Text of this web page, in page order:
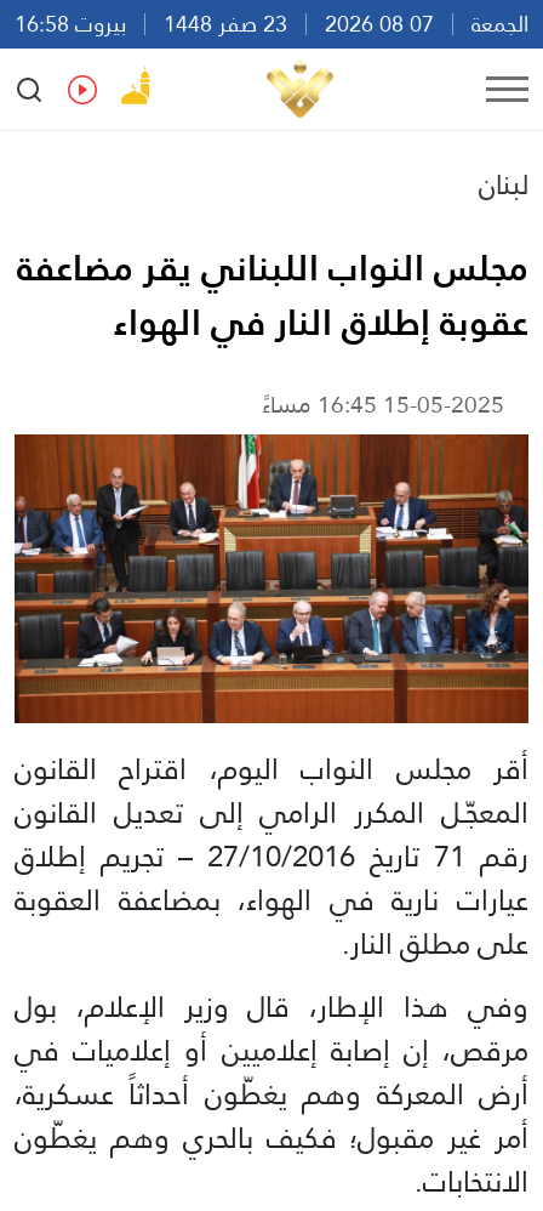
الجمعة
بيروت 16:58
Ar
En Fr Es
لبنان
مجلس النواب اللبناني يقر مضاعفة
عقوبة إطلاق النار في الهواء
15-05-2025 16:45 مساءً
أقر مجلس النواب اليوم، اقتراح القانون
المعجّـل المكرر الرامي إلى تعديل القانون
رقم 71 تاريخ 27/10/2016 – تجريم إطلاق
عيارات نارية في الهواء، بمضاعفة العقوبة
على مطلق النار.
وفي هذا الإطار، قال وزير الإعلام، بول
مرقص، إن إصابة إعلاميين أو إعلاميات في
أرض المعركة وهم يغطّون أحداثاً عسكرية،
أمر غير مقبول؛ فكيف بالحري وهم يغطّون
الانتخابات.